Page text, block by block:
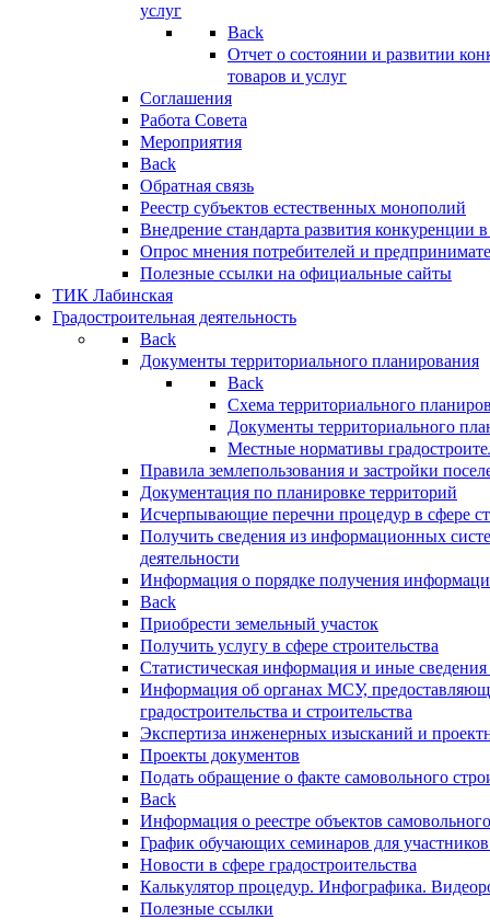
услуг
Back
Отчет о состоянии и развитии
товаров и услуг
Соглашения
Работа Совета
Мероприятия
Back
Обратная связь
Реестр субъектов естественных монополий
Внедрение стандарта развития конкуренции
Опрос мнения потребителей и
Полезные ссылки на официальные сайты
ТИК Лабинская
Градостроительная деятельность
Back
Документы территориального планирования
Back
Схема территориального
Документы территориального
Местные нормативы
Правила землепользования и застройки
Документация по планировке территорий
Исчерпывающие перечни процедур в сфере
Получить сведения из информационных
деятельности
Информация о порядке получения
Back
Приобрести земельный участок
Получить услугу в сфере строительства
Статистическая информация и иные сведения
Информация об органах МСУ,
градостроительства и строительства
Экспертиза инженерных изысканий и
Проекты документов
Подать обращение о факте самовольного
Back
Информация о реестре объектов
График обучающих семинаров для участников
Новости в сфере градостроительства
Калькулятор процедур. Инфографика.
Полезные ссылки